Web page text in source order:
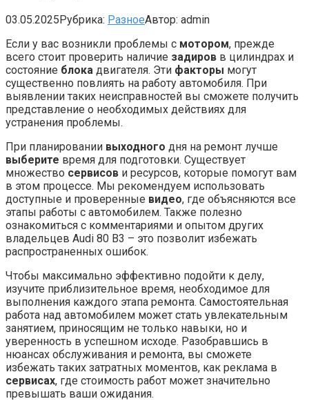
03.05.2025Рубрика: РазноеАвтор: admin
Если у вас возникли проблемы с мотором, прежде
всего стоит проверить наличие задиров в цилиндрах и
состояние блока двигателя. Эти факторы могут
существенно повлиять на работу автомобиля. При
выявлении таких неисправностей вы сможете получить
представление о необходимых действиях для
устранения проблемы.
При планировании выходного дня на ремонт лучше
выберите время для подготовки. Существует
множество сервисов и ресурсов, которые помогут вам
в этом процессе. Мы рекомендуем использовать
доступные и проверенные видео, где объясняются все
этапы работы с автомобилем. Также полезно
ознакомиться с комментариями и опытом других
владельцев Audi 80 B3 – это позволит избежать
распространенных ошибок.
Чтобы максимально эффективно подойти к делу,
изучите приблизительное время, необходимое для
выполнения каждого этапа ремонта. Самостоятельная
работа над автомобилем может стать увлекательным
занятием, приносящим не только навыки, но и
уверенность в успешном исходе. Разобравшись в
нюансах обслуживания и ремонта, вы сможете
избежать таких затратных моментов, как реклама в
сервисах, где стоимость работ может значительно
превышать ваши ожидания.